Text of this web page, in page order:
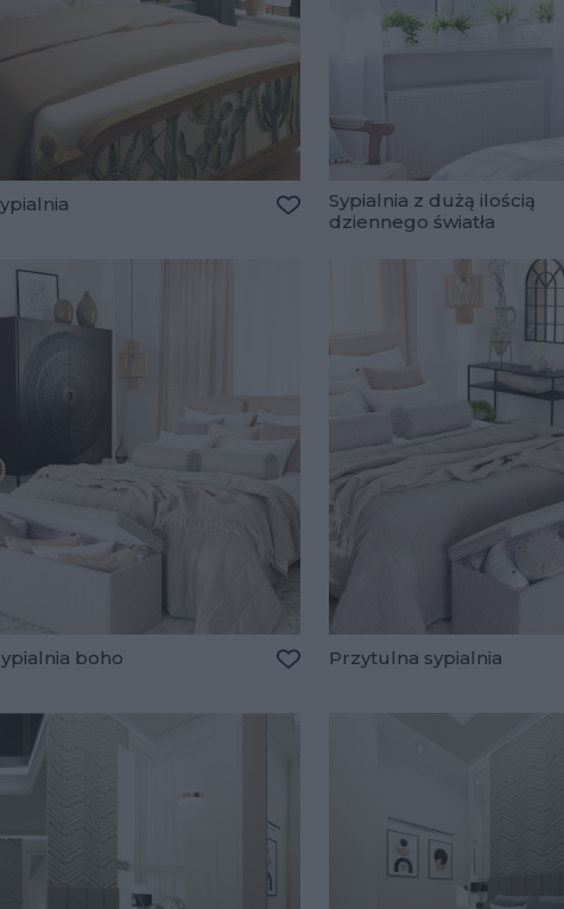
Dodaj do ulubionych
Sypialnia z dużą ilością
dziennego światła
boho Przytulna sypialnia